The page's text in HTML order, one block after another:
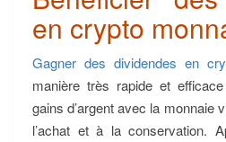
en crypto
Gagner des dividendes en
manière très rapide et
gains d’argent avec la monnaie
l’achat et à la conservation.